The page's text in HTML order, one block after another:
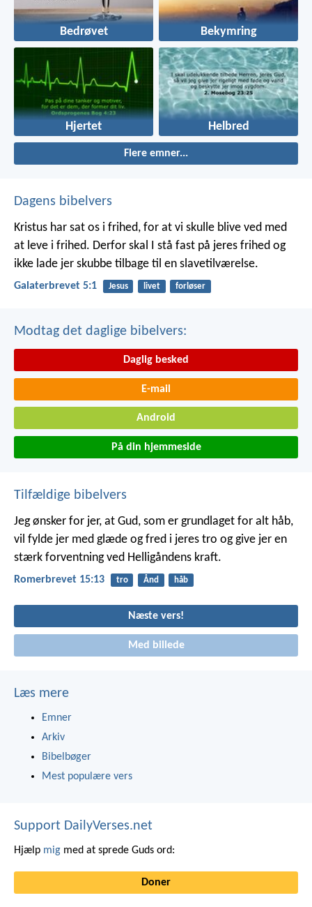
Bedrøvet Bekymring
Hjertet Helbred
Flere emner...
Dagens bibelvers
Kristus har sat os i frihed, for at vi skulle blive ved med
at leve i frihed. Derfor skal I stå fast på jeres frihed og
ikke lade jer skubbe tilbage til en slavetilværelse.
Galaterbrevet 5:1 Jesus livet forløser
Modtag det daglige bibelvers:
Daglig besked
E-mail
Android
På din hjemmeside
Tilfældige bibelvers
Jeg ønsker for jer, at Gud, som er grundlaget for alt håb,
vil fylde jer med glæde og fred i jeres tro og give jer en
stærk forventning ved Helligåndens kraft.
Romerbrevet 15:13 tro Ånd håb
Næste vers!
Med billede
Læs mere
Emner
Arkiv
Bibelbøger
Mest populære vers
Support DailyVerses.net
Hjælp mig med at sprede Guds ord:
Doner